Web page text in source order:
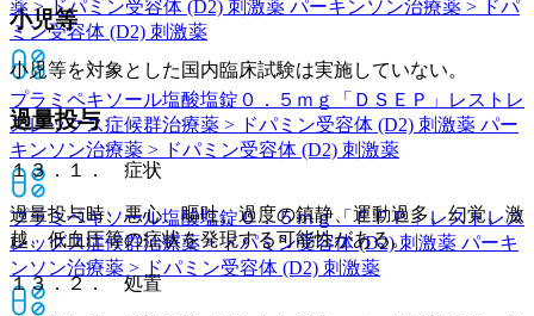
薬 > ドパミン受容体 (D2) 刺激薬 パーキンソン治療薬 > ドパ
ミン受容体 (D2) 刺激薬
プラミペキソール塩酸塩錠０．５ｍｇ「ＤＳＥＰ」
レストレ
スレッグス症候群治療薬 > ドパミン受容体 (D2) 刺激薬 パー
キンソン治療薬 > ドパミン受容体 (D2) 刺激薬
プラミペキソール塩酸塩錠０．５ｍｇ「ＦＦＰ」レストレス
レッグス症候群治療薬 > ドパミン受容体 (D2) 刺激薬 パーキ
ンソン治療薬 > ドパミン受容体 (D2) 刺激薬
小児等
小児等を対象とした国内臨床試験は実施していない。
過量投与
１３．１． 症状
過量投与時、悪心、嘔吐、過度の鎮静、運動過多、幻覚、激
越、低血圧等の症状を発現する可能性がある。
１３．２． 処置